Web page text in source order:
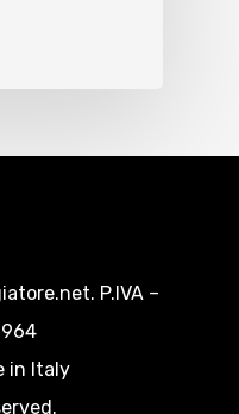
P.IVA –
in Italy